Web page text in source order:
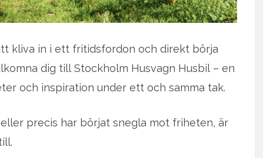
kliva in i ett fritidsfordon och direkt börja
dig till Stockholm Husvagn Husbil – en
och inspiration under ett och samma tak.
precis har börjat snegla mot friheten, är